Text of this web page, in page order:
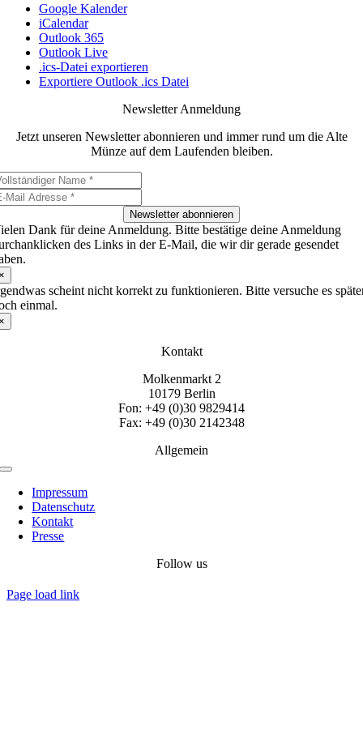
Google Kalender
iCalendar
Outlook 365
Outlook Live
.ics-Datei exportieren
Exportiere Outlook .ics Datei
Newsletter Anmeldung
Jetzt unseren Newsletter abonnieren und immer rund um die Alte
Münze auf dem Laufenden bleiben.
Newsletter abonnieren
Dank für deine Anmeldung. Bitte bestätige deine Anmeldung
des Links in der E-Mail, die wir dir gerade gesendet
scheint nicht korrekt zu funktionieren. Bitte versuche es
einmal.
Kontakt
Molkenmarkt 2
10179 Berlin
Fon: +49 (0)30 9829414
Fax: +49 (0)30 2142348
Allgemein
Toggle
NavigationImpressum
Datenschutz
Kontakt
Presse
Follow us
Page load link